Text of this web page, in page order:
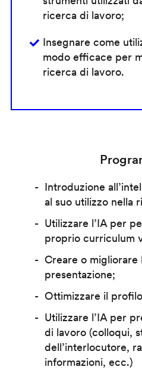
ricerca di lavoro;
Insegnare come
modo efficace per
ricerca di lavoro.
Introduzione
al suo utilizzo nella
Utilizzare l’IA per
proprio curriculum
Creare o migliorare
presentazione;
Ottimizzare il
Utilizzare l’IA per
di lavoro (colloqui,
dell’interlocutore,
informazioni, ecc.)